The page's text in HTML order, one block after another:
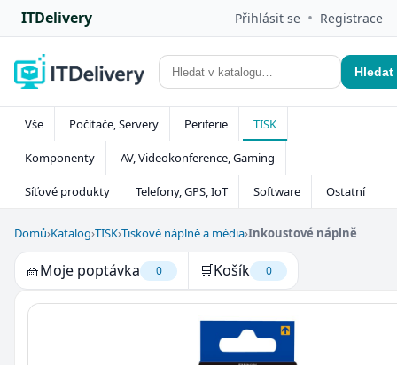
ITDelivery Přihlásit se • Registrace
Hledat
Vše Počítače, Servery Periferie TISK
Komponenty AV, Videokonference, Gaming
Síťové produkty Telefony, GPS, IoT Software Ostatní
Domů›Katalog›TISK›Tiskové náplně a média›Inkoustové náplně
🧺Moje poptávka 0 🛒Košík 0